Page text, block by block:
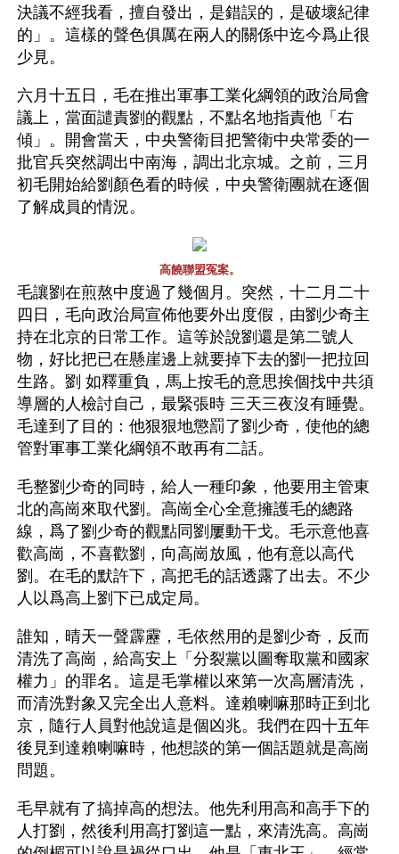
決議不經我看，擅自發出，是錯誤的，是破壞紀律
的」。這樣的聲色俱厲在兩人的關係中迄今爲止很
少見。
六月十五日，毛在推出軍事工業化綱領的政治局會
議上，當面譴責劉的觀點，不點名地指責他「右
傾」。開會當天，中央警衛目把警衛中央常委的一
批官兵突然調出中南海，調出北京城。之前，三月
初毛開始給劉顏色看的時候，中央警衛團就在逐個
了解成員的情況。
高饒聯盟冤案。
毛讓劉在煎熬中度過了幾個月。突然，十二月二十
四日，毛向政治局宣佈他要外出度假，由劉少奇主
持在北京的日常工作。這等於說劉還是第二號人
物，好比把已在懸崖邊上就要掉下去的劉一把拉回
生路。劉 如釋重負，馬上按毛的意思挨個找中共須
導層的人檢討自己，最緊張時 三天三夜沒有睡覺。
毛達到了目的：他狠狠地懲罰了劉少奇，使他的總
管對軍事工業化綱領不敢再有二話。
毛整劉少奇的同時，給人一種印象，他要用主管東
北的高崗來取代劉。高崗全心全意擁護毛的總路
線，爲了劉少奇的觀點同劉屢動干戈。毛示意他喜
歡高崗，不喜歡劉，向高崗放風，他有意以高代
劉。在毛的默許下，高把毛的話透露了出去。不少
人以爲高上劉下已成定局。
誰知，晴天一聲霹靂，毛依然用的是劉少奇，反而
清洗了高崗，給高安上「分裂黨以圖奪取黨和國家
權力」的罪名。這是毛掌權以來第一次高層清洗，
而清洗對象又完全出人意料。達賴喇嘛那時正到北
京，隨行人員對他說這是個凶兆。我們在四十五年
後見到達賴喇嘛時，他想談的第一個話題就是高崗
問題。
毛早就有了搞掉高的想法。他先利用高和高手下的
人打劉，然後利用高打劉這一點，來清洗高。高崗